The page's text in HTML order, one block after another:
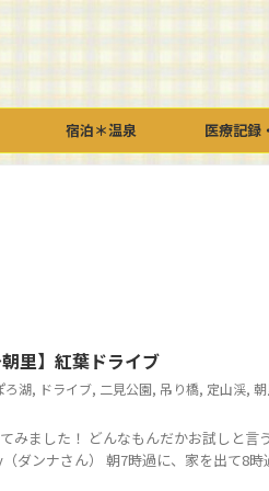
宿泊＊温泉 医療記録
里】紅葉ドライブ
ろ湖, ドライブ, 二見公園, 吊り橋, 定山渓,
みました！ どんなもんだかお試しと言
ダンナさん） 朝7時過に、家を出て8